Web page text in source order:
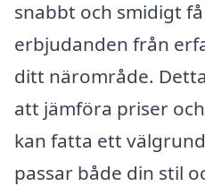
snabbt och smidigt
erbjudanden från
ditt närområde.
att jämföra priser
kan fatta ett
passar både din stil